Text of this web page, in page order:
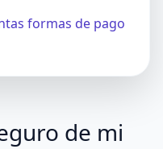
formas de pago
de mi